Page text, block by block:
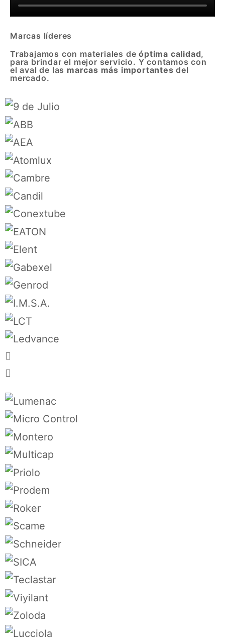
Marcas líderes
Trabajamos con materiales deóptima calidad,
para brindar el mejor servicio. Y contamos con
el aval de las marcas más importantes del
mercado.